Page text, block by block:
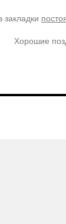
закладки
Хорошие